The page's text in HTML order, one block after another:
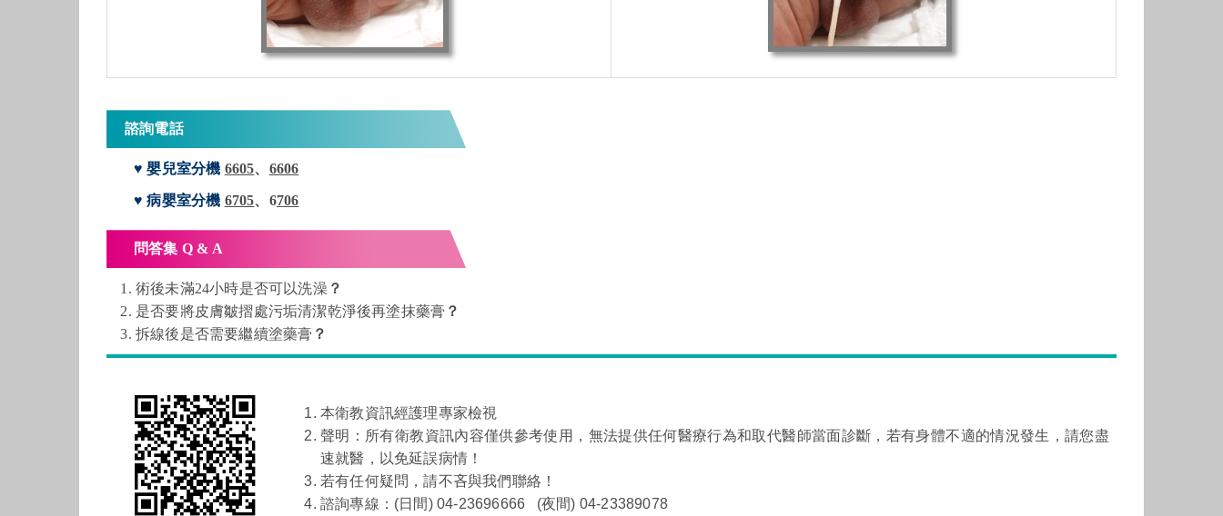
諮詢電話
♥ 嬰兒室分機 6605、 6606
♥ 病嬰室分機 6705、6706
問答集 Q & A
術後未滿24小時是否可以洗澡？
是否要將皮膚皺摺處污垢清潔乾淨後再塗抹藥膏 ？
拆線後是否需要繼續塗藥膏 ？
本衛教資訊經護理專家檢視
聲明：所有衛教資訊內容僅供參考使用，無法提供任何醫療行為和取代醫師當面診斷，若有身體不適的情況發生，請您盡
速就醫，以免延誤病情！
若有任何疑問，請不吝與我們聯絡！
諮詢專線：(日間) 04-23696666 (夜間) 04-23389078